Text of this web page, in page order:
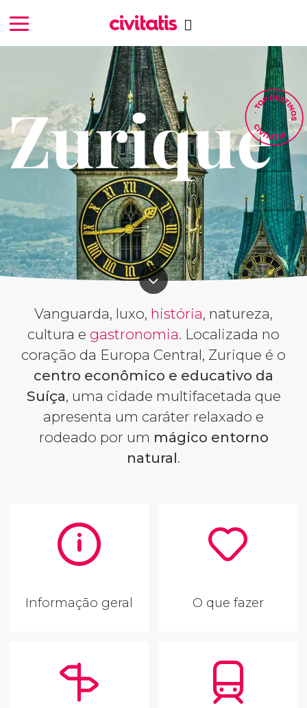
Zurique
Vanguarda, luxo, história, natureza,
cultura e gastronomia. Localizada no
coração da Europa Central, Zurique é o
centro econômico e educativo da
Suíça, uma cidade multifacetada que
apresenta um caráter relaxado e
rodeado por um mágico entorno
natural.
Informação geral O que fazer